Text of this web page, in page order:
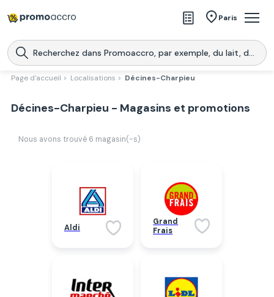
Paris
Magasins
Produits
Promoaccro
l'application
Page d'accueil > Localisations > Décines-Charpieu
Décines-Charpieu - Magasins et promotions
Nous avons trouvé 6 magasin(-s)
Aldi
Grand
Frais